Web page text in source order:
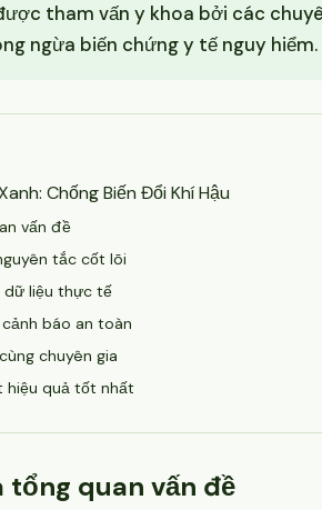
tham vấn y khoa bởi các
ngừa biến chứng y tế nguy hiểm.
Chống Biến Đổi Khí Hậu
vấn đề
tắc cốt lõi
dữ liệu thực tế
báo an toàn
chuyên gia
hiệu quả tốt nhất
tổng quan vấn đề